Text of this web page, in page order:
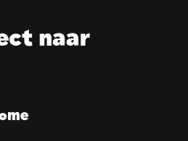
naar